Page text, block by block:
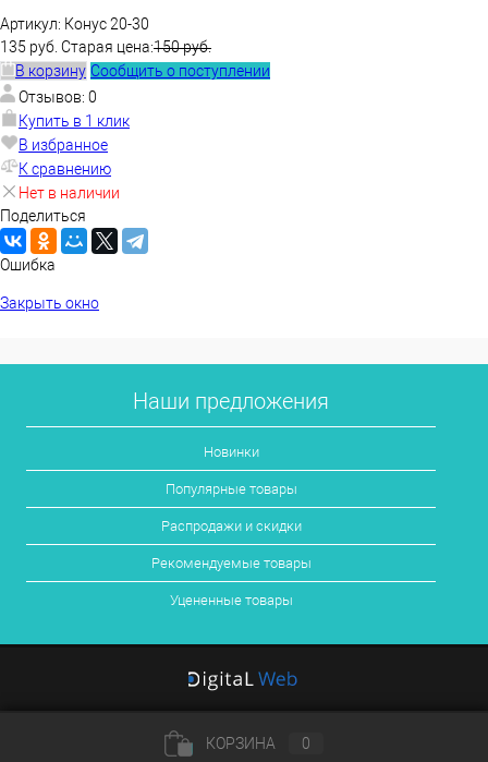
В избранное
Артикул: Конус 20-30
135 руб. Старая цена:150 руб.
В корзину Сообщить о поступлении
Отзывов: 0
Купить в 1 клик
В избранное
К сравнению
Нет в наличии
Поделиться
Ошибка
Закрыть окно
Наши предложения
Новинки
Популярные товары
Распродажи и скидки
Рекомендуемые товары
Уцененные товары
КОРЗИНА 0